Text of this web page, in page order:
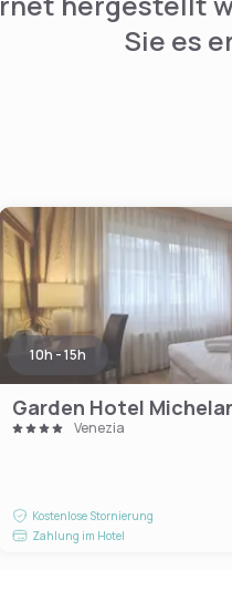
Sie es
10h - 15h
Garden Hotel
Venezia
Kostenlose Stornierung
Zahlung im Hotel